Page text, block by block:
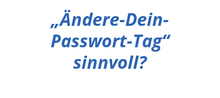
„Ändere-Dein-
Passwort-Tag“
sinnvoll?